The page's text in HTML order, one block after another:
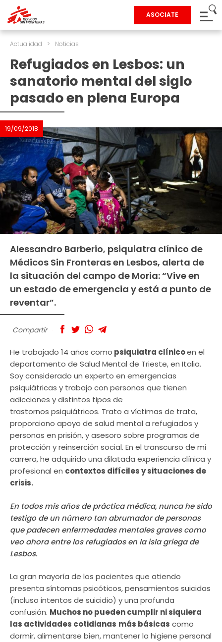
ASOCIATE
Actualidad > Noticias
Refugiados en Lesbos: un
sanatorio mental del siglo
pasado en plena Europa
19/09/2018
Alessandro Barberio, psiquiatra clínico de
Médicos Sin Fronteras en Lesbos, alerta de
la situación del campo de Moria: “Vive en
un estado de emergencia y está a punto de
reventar”.
Compartir
He trabajado 14 años como psiquiatra clínicoen el
departamento de Salud Mental de Trieste, en Italia.
Soy considerado un experto en emergencias
psiquiátricas y trabajo con personas que tienen
adicciones y distintos tipos de
trastornos psiquiátricos. Trato a víctimas de trata,
proporciono apoyo de salud mental a refugiados y
personas en prisión, y asesoro sobre programas de
protección y reinserción social. En el transcurso de mi
carrera, he adquirido una dilatada experiencia clínica y
profesional en contextos difíciles y situaciones de
crisis.
En todos mis años de práctica médica, nunca he sido
testigo de un número tan abrumador de personas
que padecen enfermedades mentales graves como
veo ahora entre los refugiados en la isla griega de
Lesbos.
La gran mayoría de los pacientes que atiendo
presenta síntomas psicóticos, pensamientos suicidas
(incluso intentos de suicidio) y una profunda
confusión. Muchos no pueden cumplir ni siquiera
las actividades cotidianas más básicas como
dormir, alimentarse bien, mantener la higiene personal